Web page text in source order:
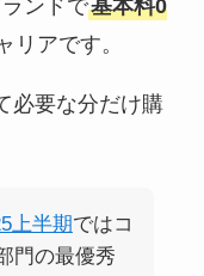
ンドで基本料0
リアです。
必要な分だけ購
上半期ではコ
門の最優秀